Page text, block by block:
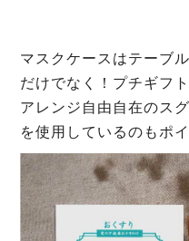
マスクケースはテーブ
だけでなく！プチギフ
アレンジ自由自在のス
を使用しているのもポ